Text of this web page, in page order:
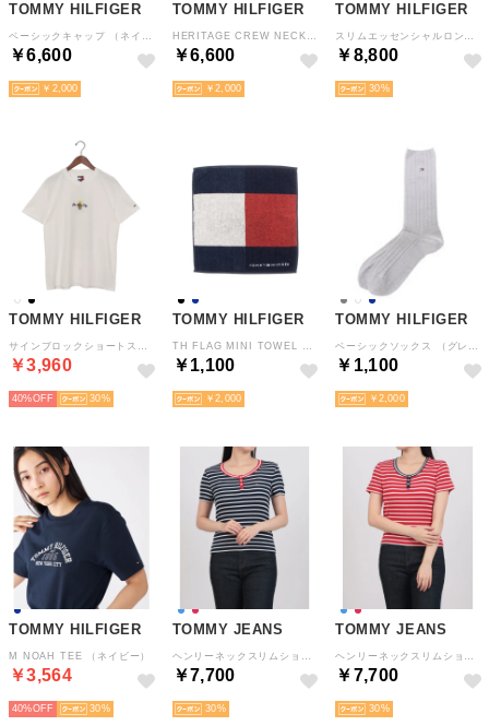
TOMMY HILFIGER
￥6,600
￥2,000
TOMMY HILFIGER
￥6,600
￥2,000
TOMMY HILFIGER
￥8,800
30
TOMMY HILFIGER
￥3,960
40% 30
TOMMY HILFIGER
￥1,100
￥2,000
TOMMY HILFIGER
￥1,100
￥2,000
TOMMY HILFIGER
M NOAH TEE （ネイビー）
￥3,564
40% 30
TOMMY JEANS
￥7,700
30
TOMMY JEANS
￥7,700
30